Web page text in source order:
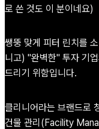
로 쓴 것도 이 분이네요)
쌩뚱 맞게 피터 린치를
니고) "완벽한" 투자 기
드리기 위함입니다.
클리니어라는 브랜드로
건물 관리(Facility